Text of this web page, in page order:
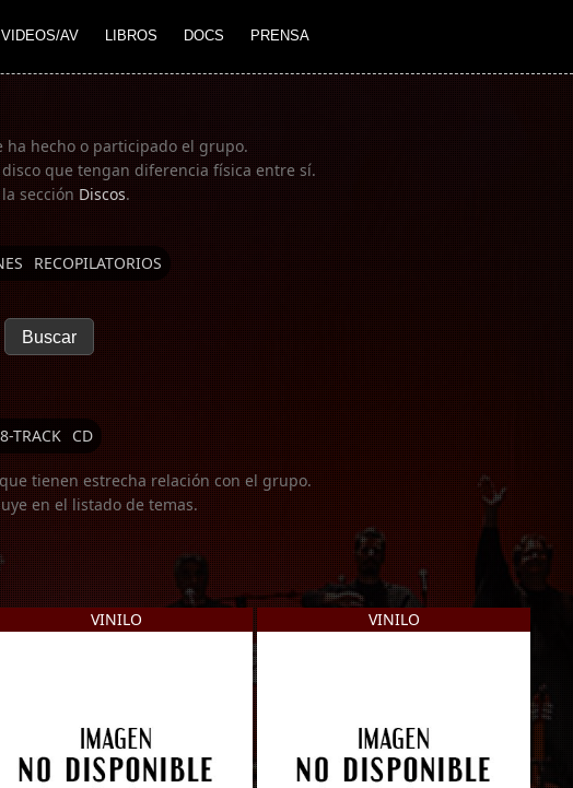
VIDEOS/AV LIBROS DOCS PRENSA
ha hecho o participado el grupo.
que tengan diferencia física entre sí.
secciónDiscos.
RECOPILATORIOS
8-TRACK CD
tienen estrecha relación con el grupo.
en el listado de temas.
VINILO VINILO